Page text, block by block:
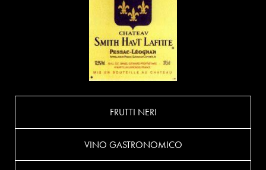
FRUTTI NERI
VINO GASTRONOMICO